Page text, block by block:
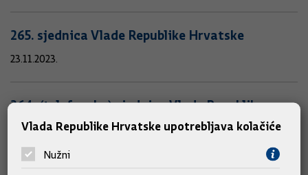
265. sjednica Vlade Republike Hrvatske
23.11.2023.
264. (telefonska) sjednica Vlade Republike
Hrvatske
20.11.2023.
Vlada Republike Hrvatske upotrebljava kolačiće
Nužni